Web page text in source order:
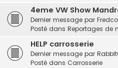
4eme VW Show
Dernier message par
Posté dans Reportages de
HELP carrosserie
Dernier message par
Posté dans Carrosserie